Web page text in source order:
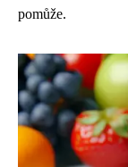
pomůže.